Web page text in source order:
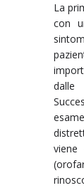
La
con
viene